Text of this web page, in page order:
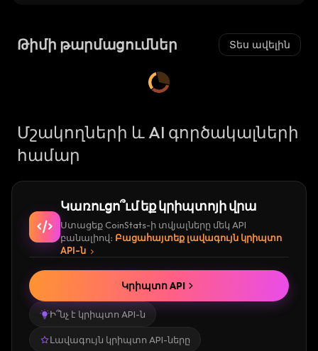
Թիմի թարմացումներ Տես ավելին
Մշակողների և AI գործակալների
համար
Կառուցո՞ւմ եք կրիպտոյի վրա
Ստացեք CoinStats-ի տվյալները մեկ API
բանալիով։ Բացահայտեք լավագույն կրիպտո
API-ն
Ի՞նչ է կրիպտո API-ն
Լավագույն կրիպտո API-ները
Կրիպտո API